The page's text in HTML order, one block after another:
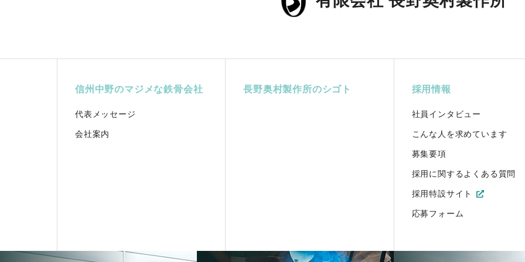
信州中野のマジメな鉄骨会社
代表メッセージ
会社案内
長野奥村製作所のシゴト 採用情報
社員インタビュー
こんな人を求めています
募集要項
採用に関するよくある質問
採用特設サイト
応募フォーム